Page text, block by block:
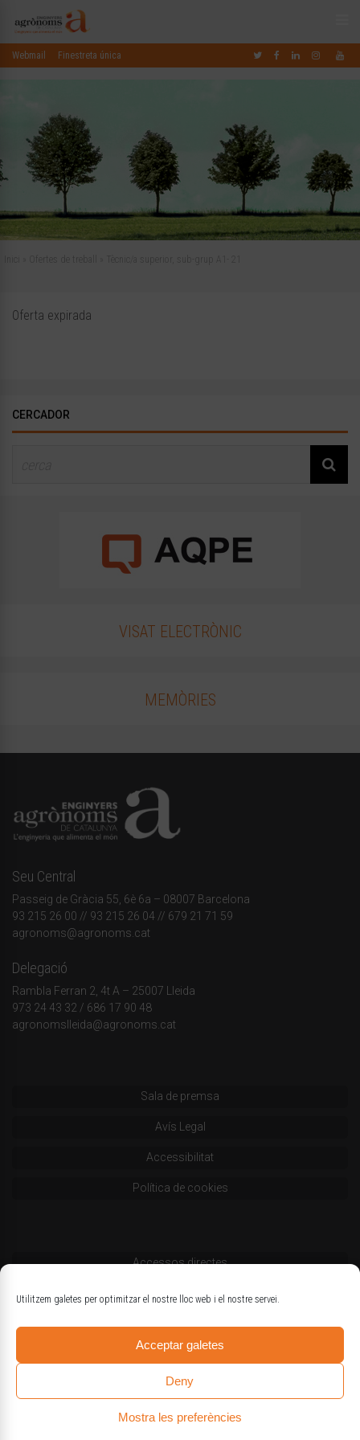
Utilitzem galetes per optimitzar el nostre lloc web i el nostre servei.
Acceptar galetes
Deny
Mostra les preferències
Webmail Finestreta única
Oferta expirada
CERCADOR
VISAT ELECTRÒNIC
MEMÒRIES
Seu Central
Passeig de Gràcia 55, 6è 6a – 08007 Barcelona
93 215 26 00 // 93 215 26 04 // 679 21 71 59
agronoms@agronoms.cat
Delegació
Rambla Ferran 2, 4t A – 25007 Lleida
973 24 43 32 / 686 17 90 48
agronomslleida@agronoms.cat
Sala de premsa
Avís Legal
Accessibilitat
Política de cookies
Accessos directes
Codi deontològic
Logotips oficials